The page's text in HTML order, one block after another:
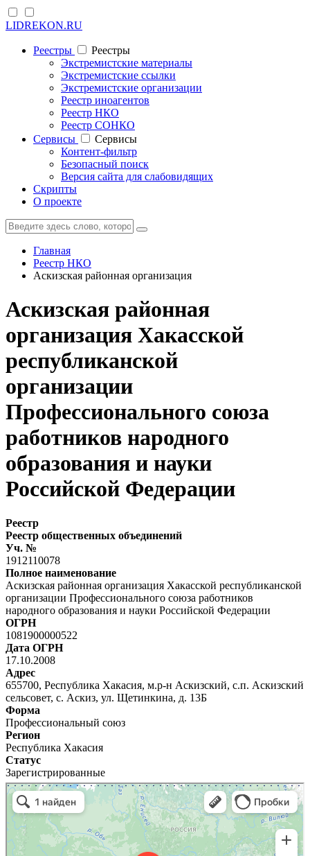
LIDREKON.RU
Реестры
Реестры
Экстремистские материалы
Экстремистские ссылки
Экстремистские организации
Реестр иноагентов
Реестр НКО
Реестр СОНКО
Cервисы
Cервисы
Контент-фильтр
Безопасный поиск
Версия сайта для слабовидящих
Скрипты
О проекте
Главная
Реестр НКО
Аскизская районная организация
Аскизская районная
организация Хакасской
республиканской
организации
Профессионального союза
работников народного
образования и науки
Российской Федерации
Реестр
Реестр общественных объединений
Уч. №
1912110078
Полное наименование
Аскизская районная организация Хакасской республиканской
организации Профессионального союза работников
народного образования и науки Российской Федерации
ОГРН
1081900000522
Дата ОГРН
17.10.2008
Адрес
655700, Республика Хакасия, м.р-н Аскизский, с.п. Аскизский
сельсовет, с. Аскиз, ул. Щетинкина, д. 13Б
Форма
Профессиональный союз
Регион
Республика Хакасия
Статус
Зарегистрированные